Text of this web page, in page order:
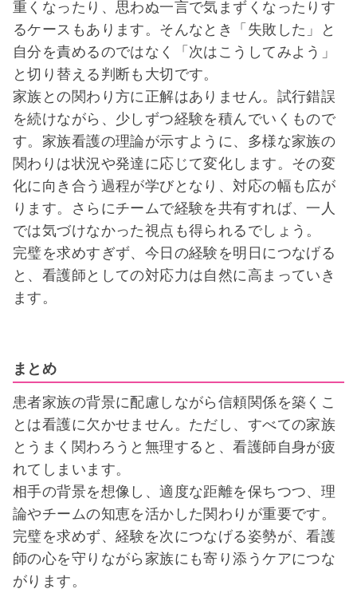
重くなったり、思わぬ一言で気まずくなったりす
るケースもあります。そんなとき「失敗した」と
自分を責めるのではなく「次はこうしてみよう」
と切り替える判断も大切です。
家族との関わり方に正解はありません。試行錯誤
を続けながら、少しずつ経験を積んでいくもので
す。家族看護の理論が示すように、多様な家族の
関わりは状況や発達に応じて変化します。その変
化に向き合う過程が学びとなり、対応の幅も広が
ります。さらにチームで経験を共有すれば、一人
では気づけなかった視点も得られるでしょう。
完璧を求めすぎず、今日の経験を明日につなげる
と、看護師としての対応力は自然に高まっていき
ます。
まとめ
患者家族の背景に配慮しながら信頼関係を築くこ
とは看護に欠かせません。ただし、すべての家族
とうまく関わろうと無理すると、看護師自身が疲
れてしまいます。
相手の背景を想像し、適度な距離を保ちつつ、理
論やチームの知恵を活かした関わりが重要です。
完璧を求めず、経験を次につなげる姿勢が、看護
師の心を守りながら家族にも寄り添うケアにつな
がります。